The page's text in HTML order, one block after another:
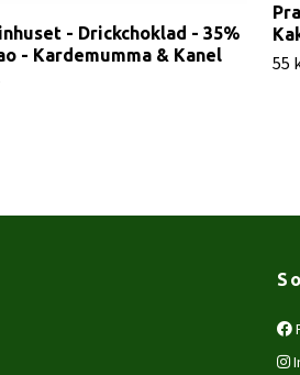
- Drickchoklad - 35%
- Kardemumma & Kanel
55